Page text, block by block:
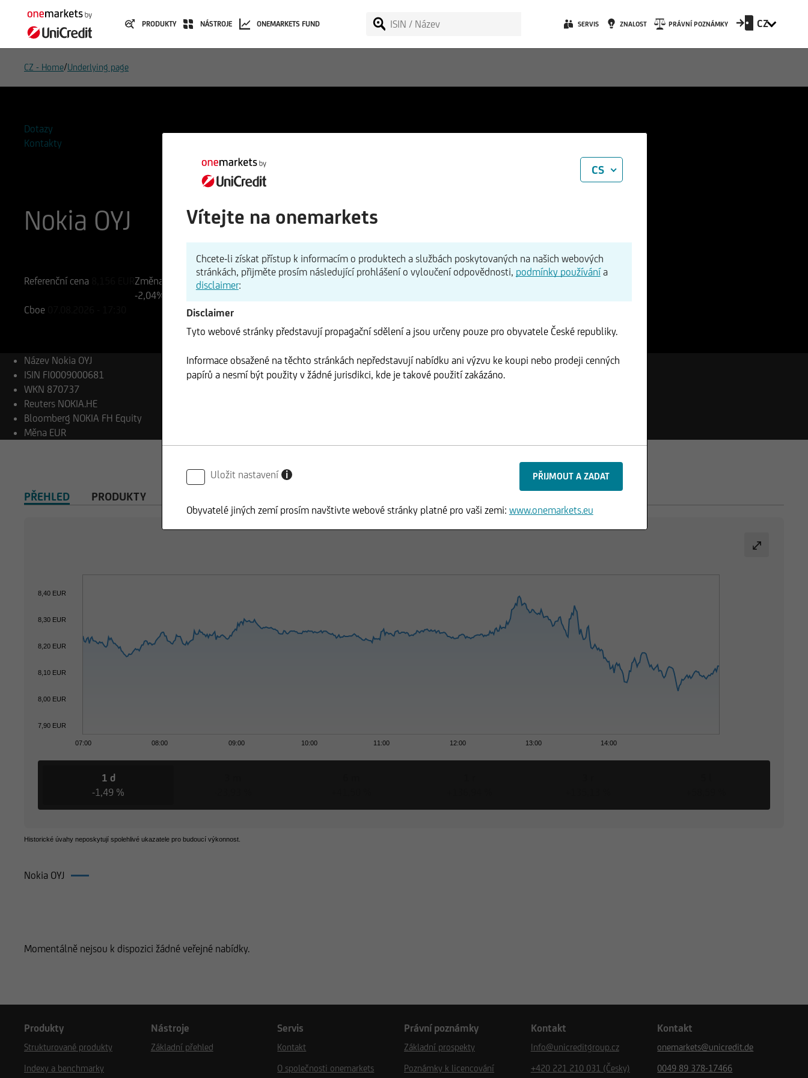
PRODUKTY NÁSTROJE ONEMARKETS FUND SERVIS ZNALOST PRÁVNÍ POZNÁMKY CZ
CZ - Home/Underlying page
Dotazy
Kontakty
Nokia OYJ
Referenční cena
Změna
-2,04%
Cboe
Název Nokia OYJ
ISIN FI0009000681
WKN 870737
Reuters NOKIA.HE
Bloomberg NOKIA FH Equity
Měna EUR
PŘEHLED PRODUKTY
07:00 08:00 09:00 10:00 11:00 12:00 13:00 14:00
7,90 EUR
8,00 EUR
8,10 EUR
8,20 EUR
8,30 EUR
8,40 EUR
1 d
-1,49 %
Historické úvahy neposkytují spolehlivé ukazatele pro budoucí výkonnost.
Nokia OYJ
Momentálně nejsou k dispozici žádné veřejné nabídky.
Produkty
Strukturované produkty
Indexy a benchmarky
Nástroje
Základní přehled
Servis
Kontakt
O společnosti onemarkets
Právní poznámky
Základní prospekty
Poznámky k licencování
Kontakt
Info@unicreditgroup.cz
+420 221 210 031 (Česky)
Kontakt
onemarkets@unicredit.de
0049 89 378-17466
CS
Vítejte na onemarkets
Chcete-li získat přístup k informacím o produktech a službách poskytovaných na našich webových
stránkách, přijměte prosím následující prohlášení o vyloučení odpovědnosti, podmínky používánía
disclaimer:
Disclaimer
Tyto webové stránky představují propagační sdělení a jsou určeny pouze pro obyvatele České republiky.
Informace obsažené na těchto stránkách nepředstavují nabídku ani výzvu ke koupi nebo prodeji cenných
papírů a nesmí být použity v žádné jurisdikci, kde je takové použití zakázáno.
Uložit nastavení i
Obyvatelé jiných zemí prosím navštivte webové stránky platné pro vaši zemi: www.onemarkets.eu